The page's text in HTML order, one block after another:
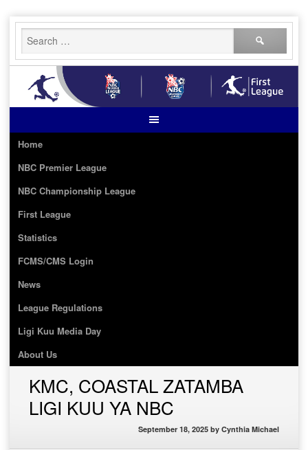
Skip
content
Search
Home
NBC Premier League
NBC Championship League
First League
Statistics
FCMS/CMS Login
News
League Regulations
Ligi Kuu Media Day
About Us
KMC, COASTAL ZATAMBA
LIGI KUU YA NBC
September 18, 2025 by Cynthia Michael